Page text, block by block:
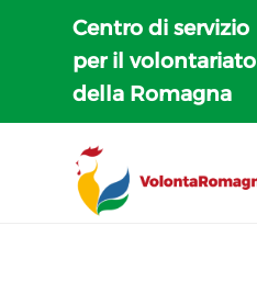
Centro di servizio
per il volontariato
della Romagna